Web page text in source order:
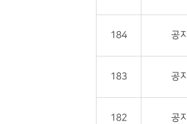
184 공지
183 공지
182 공지